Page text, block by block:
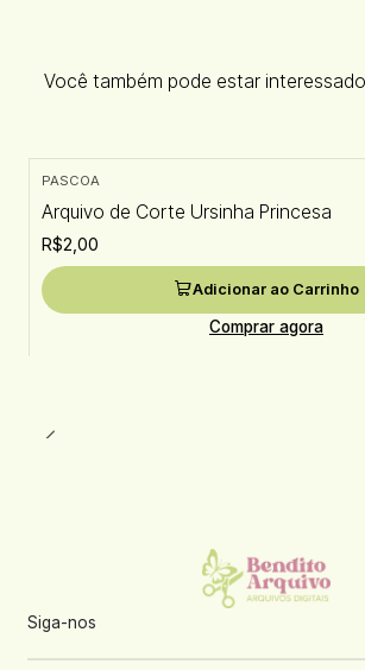
Você também pode estar
PASCOA
Arquivo de Corte Ursinha Princesa
R$2,00
Adicionar ao Carrinho
Comprar agora
Siga-nos